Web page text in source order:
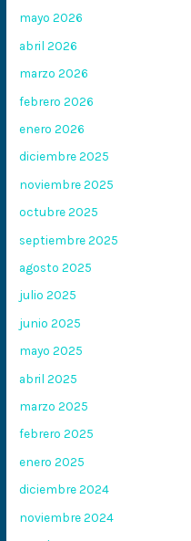
mayo 2026
abril 2026
marzo 2026
febrero 2026
enero 2026
diciembre 2025
noviembre 2025
octubre 2025
septiembre 2025
agosto 2025
julio 2025
junio 2025
mayo 2025
abril 2025
marzo 2025
febrero 2025
enero 2025
diciembre 2024
noviembre 2024